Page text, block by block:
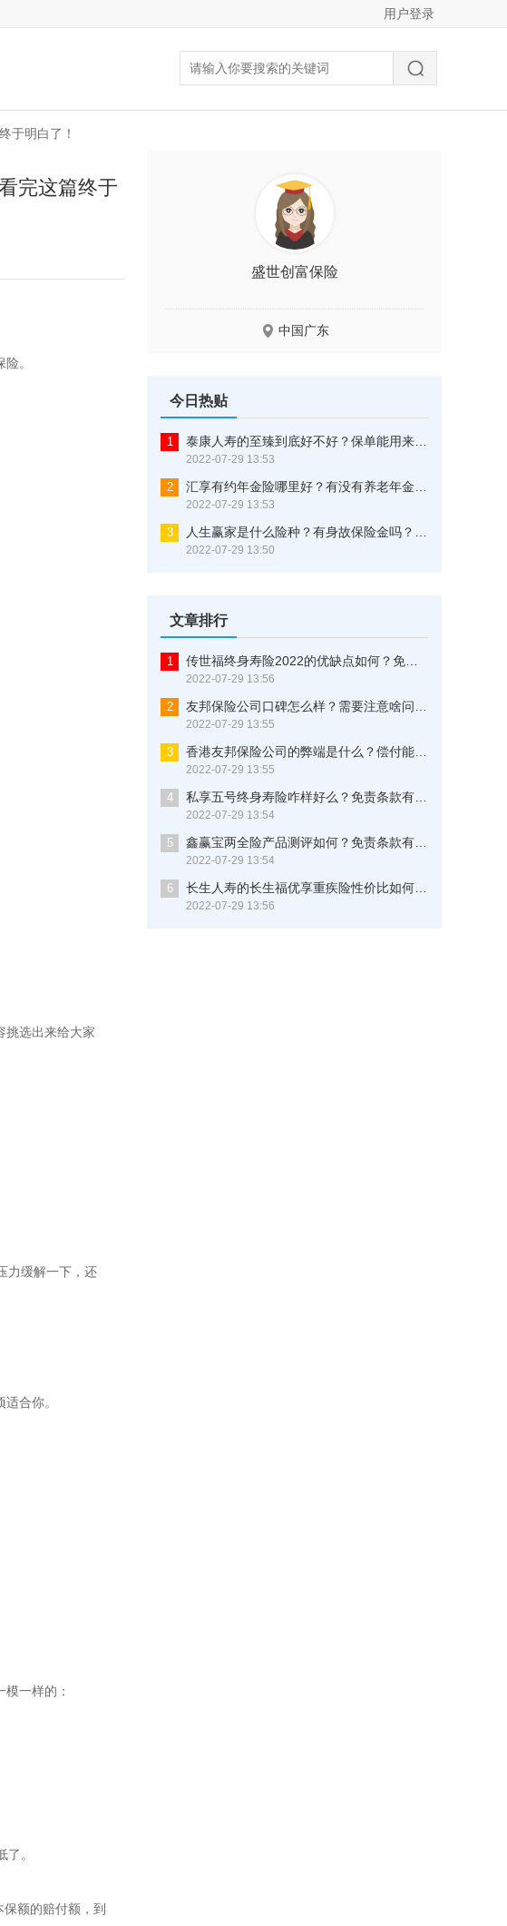
用户登录
于明白了！
盛世创富保险
中国广东
今日热贴
1
2022-07-29 13:53
2
2022-07-29 13:53
3
2022-07-29 13:50
文章排行
1
2022-07-29 13:56
2
2022-07-29 13:55
3
2022-07-29 13:55
4
2022-07-29 13:54
5
2022-07-29 13:54
6
2022-07-29 13:56
完这篇终于
。
挑选出来给大家
力缓解一下，还
合你。
一样的：
。
额的赔付额，到